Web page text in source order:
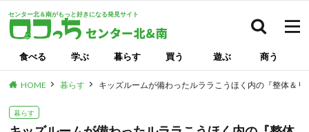
センター北＆南がもっと好きになる発見サイト
食べる 学ぶ 暮らす 買う 遊ぶ 商う
HOME 暮らす キッズルームが備わったルララこうほく内の『整体＆
暮らす